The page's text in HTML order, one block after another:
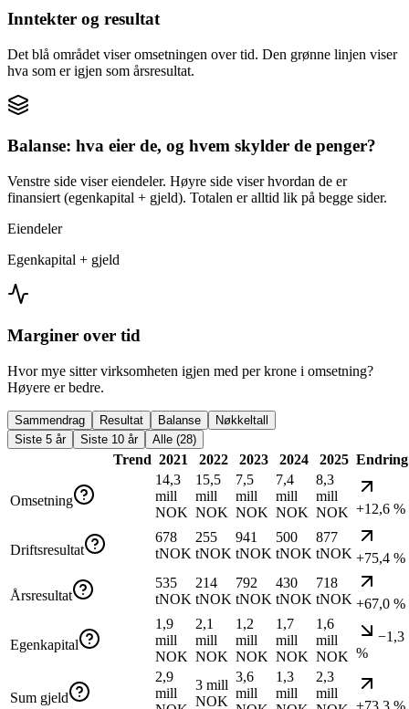
Inntekter og resultat
Det blå området viser omsetningen over tid. Den grønne linjen viser
hva som er igjen som årsresultat.
Balanse: hva eier de, og hvem skylder de penger?
Venstre side viser eiendeler. Høyre side viser hvordan de er
finansiert (egenkapital + gjeld). Totalen er alltid lik på begge sider.
Eiendeler
Egenkapital + gjeld
Marginer over tid
Hvor mye sitter virksomheten igjen med per krone i omsetning?
Høyere er bedre.
Sammendrag Resultat Balanse
Nøkkeltall
Siste 5 år
Siste 10 år Alle (28)
Trend 2021 2022 2023 2024 2025 Endring
Omsetning
14,3
mill
NOK
15,5
mill
NOK
7,5
mill
NOK
7,4
mill
NOK
8,3
mill
NOK +12,6 %
Driftsresultat
678
tNOK
255
tNOK
941
tNOK
500
tNOK
877
tNOK +75,4 %
Årsresultat
535
tNOK
214
tNOK
792
tNOK
430
tNOK
718
tNOK +67,0 %
Egenkapital
1,9
mill
NOK
2,1
mill
NOK
1,2
mill
NOK
1,7
mill
NOK
1,6
mill
NOK
−1,3
%
Sum gjeld
2,9
mill
3 mill
NOK
3,6
mill
1,3
mill
2,3
mill
+73,3 %